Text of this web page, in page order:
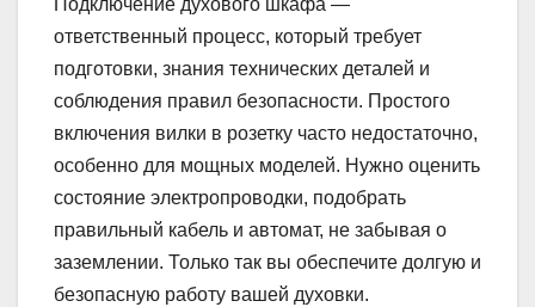
Подключение духового шкафа —
ответственный процесс, который требует
подготовки, знания технических деталей и
соблюдения правил безопасности. Простого
включения вилки в розетку часто недостаточно,
особенно для мощных моделей. Нужно оценить
состояние электропроводки, подобрать
правильный кабель и автомат, не забывая о
заземлении. Только так вы обеспечите долгую и
безопасную работу вашей духовки.